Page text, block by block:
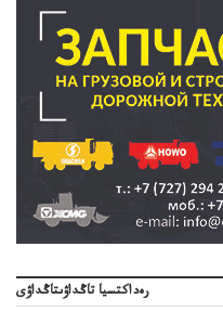
رەداكتسيا تاڭداۋىتاڭداۋى